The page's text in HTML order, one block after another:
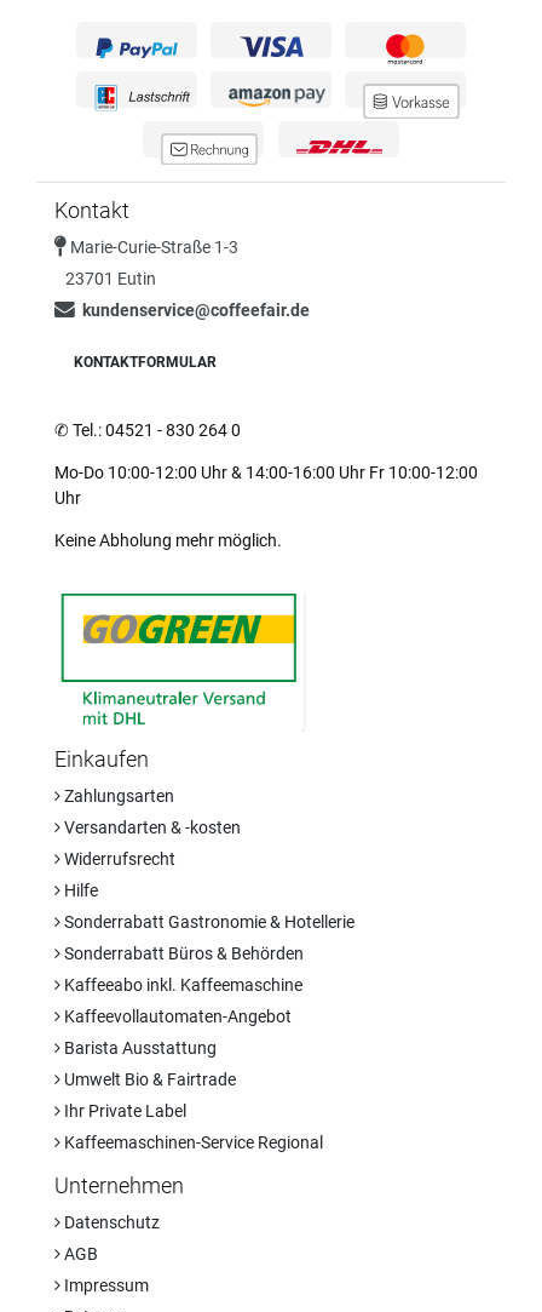
Kontakt
Marie-Curie-Straße 1-3
23701 Eutin
kundenservice@coffeefair.de
KONTAKTFORMULAR
✆Tel.: 04521 - 830 264 0
Mo-Do 10:00-12:00 Uhr & 14:00-16:00 Uhr Fr 10:00-12:00
Uhr
Keine Abholung mehr möglich.
Einkaufen
Zahlungsarten
Versandarten & -kosten
Widerrufsrecht
Hilfe
Sonderrabatt Gastronomie & Hotellerie
Sonderrabatt Büros & Behörden
Kaffeeabo inkl. Kaffeemaschine
Kaffeevollautomaten-Angebot
Barista Ausstattung
Umwelt Bio & Fairtrade
Ihr Private Label
Kaffeemaschinen-Service Regional
Unternehmen
Datenschutz
AGB
Impressum